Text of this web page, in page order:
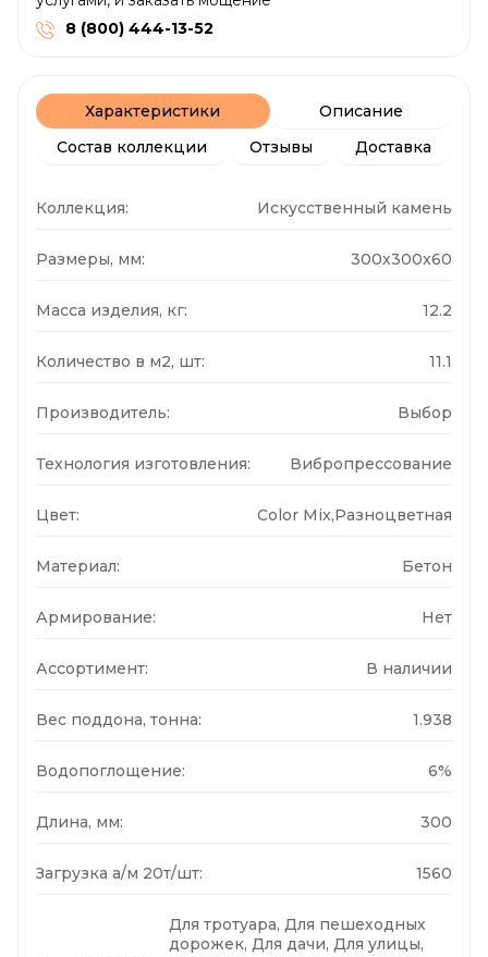
8 (800) 444-13-52
Характеристики
Описание
Состав коллекции
Отзывы Доставка
Коллекция: Искусственный камень
Размеры, мм: 300x300x60
Масса изделия, кг: 12.2
Количество в м2, шт: 11.1
Производитель: Выбор
Технология изготовления: Вибропрессование
Цвет: Color Mix,Разноцветная
Материал: Бетон
Армирование: Нет
Ассортимент: В наличии
Вес поддона, тонна: 1.938
Водопоглощение: 6%
Длина, мм: 300
Загрузка а/м 20т/шт: 1560
Для тротуара, Для пешеходных
дорожек, Для дачи, Для улицы,